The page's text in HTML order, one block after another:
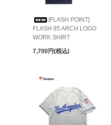
[FLASH POINT]
FLASH 95 ARCH LOGO
WORK SHIRT
7,700円(税込)